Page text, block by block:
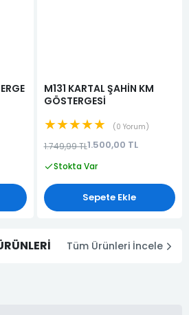
M131 KARTAL ŞAHİN KM
GÖSTERGESİ
★★★★★ 0 Yorum
1.749,99 TL1.500,00 TL
Stokta Var
Sepete Ekle
Tüm Ürünleri İncele